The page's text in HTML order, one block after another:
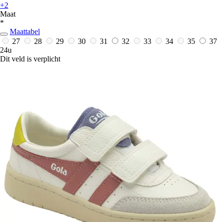
+2
Maat
*
Maattabel
27
28 29 30 31 32 33 34 35
37
24u
Dit veld is verplicht